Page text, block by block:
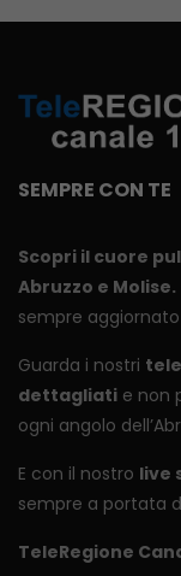
SEMPRE CON TE
Scopri il cuore
Abruzzo e Molise.
sempre
Guarda i nostri
dettagliati e non
ogni angolo
E con il nostro live
sempre a portata
TeleRegione